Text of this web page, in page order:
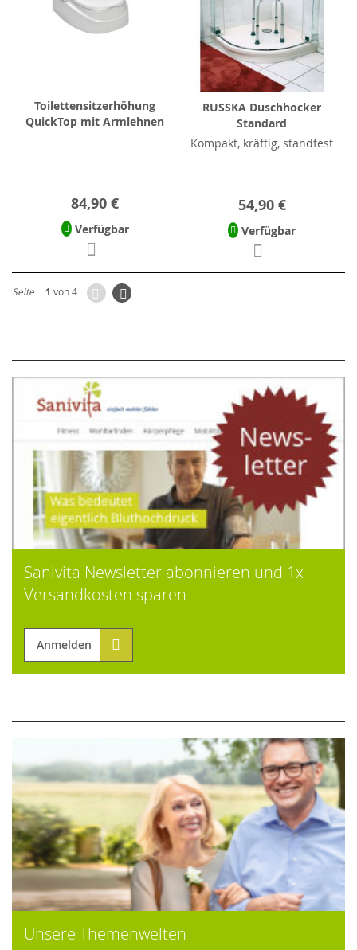
Toilettensitzerhöhung
QuickTop mit Armlehnen
84,90 €
Verfügbar
RUSSKA Duschhocker
Standard
Kompakt, kräftig, standfest
54,90 €
Verfügbar
Seite 1 von 4 ZurückSeite
Weiter
Sanivita Newsletter abonnieren und 1x
Versandkosten sparen
Anmelden
Unsere Themenwelten